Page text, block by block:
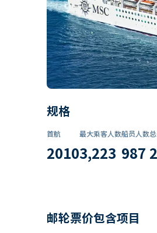
规格
首航
2010
最大乘客人数
3,223
船员人数
987
邮轮票价包含项目